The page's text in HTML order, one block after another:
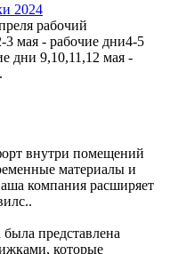
2024
рабочий
мая - рабочие дни4-5
дни 9,10,11,12 мая -
внутри помещений
материалы и
компания расширяет
представлена
которые